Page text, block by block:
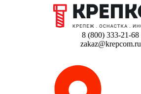
8 (800) 333-21-68
zakaz@krepcom.ru